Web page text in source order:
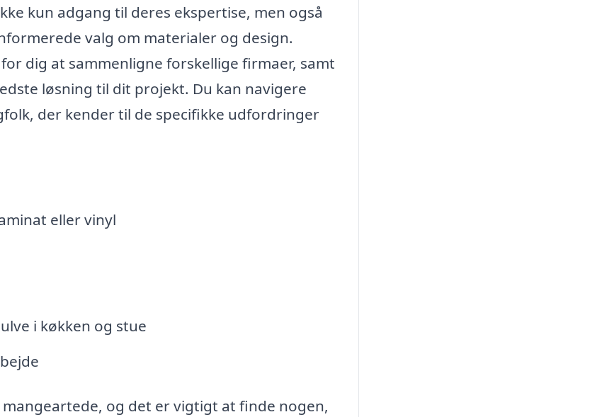
kun adgang til deres ekspertise, men også
valg om materialer og design.
dig at sammenligne forskellige firmaer, samt
løsning til dit projekt. Du kan navigere
der kender til de specifikke udfordringer
eller vinyl
i køkken og stue
og det er vigtigt at finde nogen,